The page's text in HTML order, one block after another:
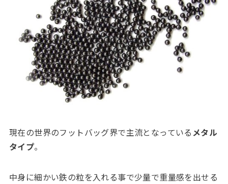
現在の世界のフットバッグ界で主流となっている メタル
タイプ。
中身に細かい鉄の粒を入れる事で少量で重量感を出せる